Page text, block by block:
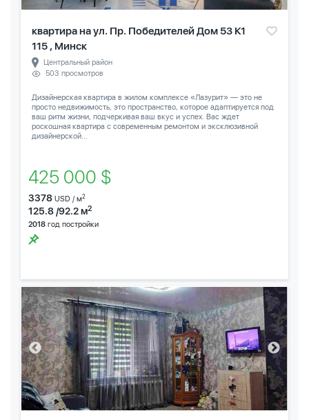
квартира на ул. Пр. Победителей Дом 53 К1
115 , Минск
Центральный район
503 просмотров
Дизайнерская квартира в жилом комплексе «Лазурит» — это не
просто недвижимость, это пространство, которое адаптируется под
ваш ритм жизни, подчеркивая ваш вкус и успех. Вас ждет
роскошная квартира с современным ремонтом и эксклюзивной
дизайнерской...
425 000 $
3378 USD / м2
125.8 /92.2 м2
2018 год постройки